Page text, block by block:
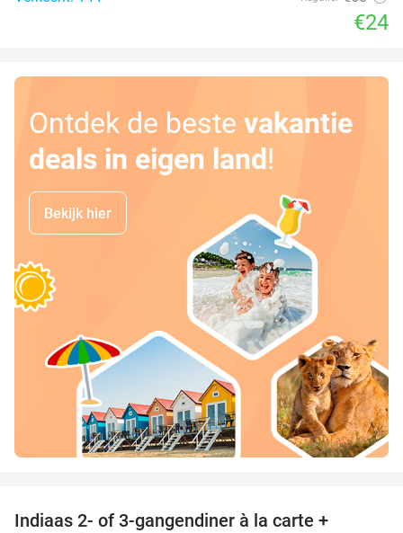
€24
Ontdek de beste vakantie
deals in eigen land!
Bekijk hier
Indiaas 2- of 3-gangendiner à la carte +